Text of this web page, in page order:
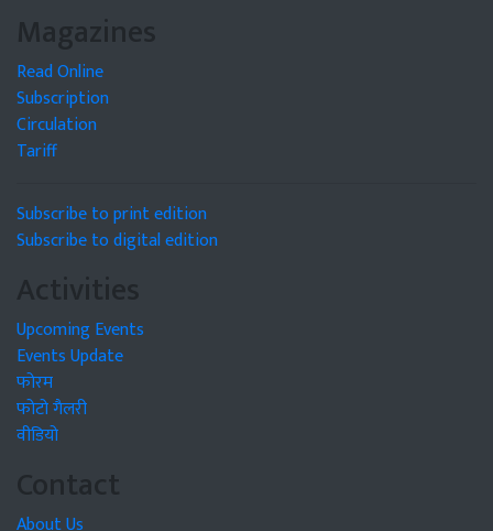
Magazines
Read Online
Subscription
Circulation
Tariff
Subscribe to print edition
Subscribe to digital edition
Activities
Upcoming Events
Events Update
फोरम
फोटो गैलरी
वीडियो
Contact